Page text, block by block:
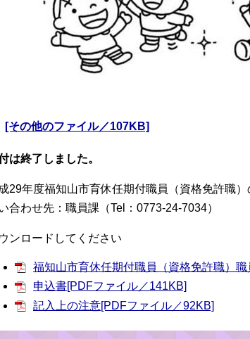
[その他のファイル／107KB]
は終了しました。
29年度福知山市育休任期付職員（資格免許職
合わせ先：職員課（Tel：0773-24-7034）
ンロードしてください
福知山市育休任期付職員（資格免許職）
申込書[PDFファイル／141KB]
記入上の注意[PDFファイル／92KB]